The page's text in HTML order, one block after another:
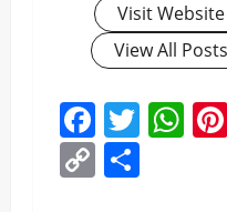
Visit Website
View All Posts
Copy